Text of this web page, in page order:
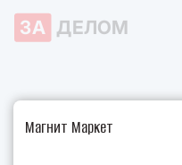
ЗА ДЕЛОМ
Магнит Маркет